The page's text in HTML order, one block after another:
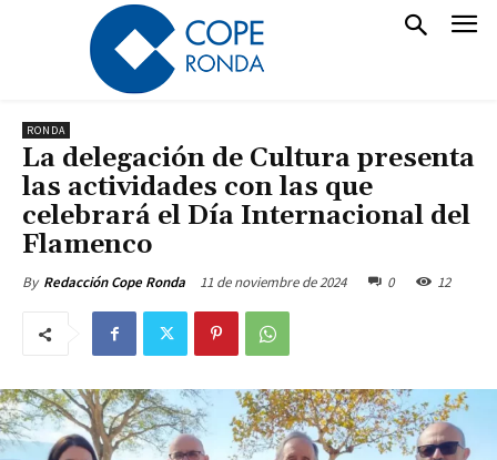
RONDA
La delegación de Cultura presenta
las actividades con las que
celebrará el Día Internacional del
Flamenco
By Redacción Cope Ronda 11 de noviembre de 2024 0 12